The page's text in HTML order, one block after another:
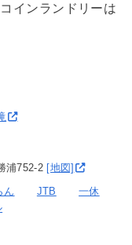
インランドリーは
浦752-2 [地図]
ん JTB
一休